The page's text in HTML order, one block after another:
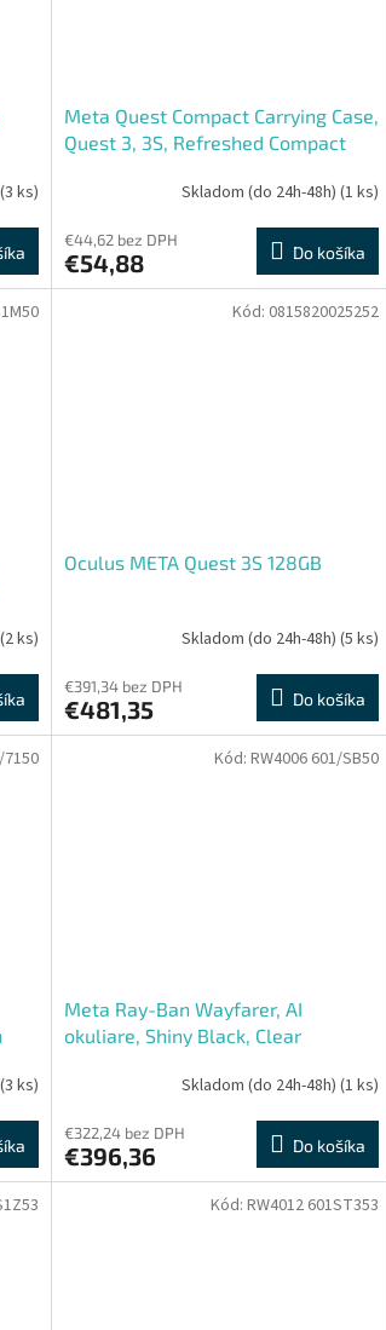
(3 ks)
Meta Quest Compact Carrying Case,
Quest 3, 3S, Refreshed Compact
Skladom (do 24h-48h) (1 ks)
€44,62 bez DPH
€54,88 Do košíka
(2 ks)
Oculus META Quest 3S 128GB
Skladom (do 24h-48h) (5 ks)
€391,34 bez DPH
€481,35 Do košíka
Kód: 0815820025252
(3 ks)
7150
Meta Ray-Ban Wayfarer, AI
okuliare, Shiny Black, Clear
Skladom (do 24h-48h) (1 ks)
€322,24 bez DPH
€396,36 Do košíka
Kód: RW4006 601/SB50
Kód: RW4012 601ST353